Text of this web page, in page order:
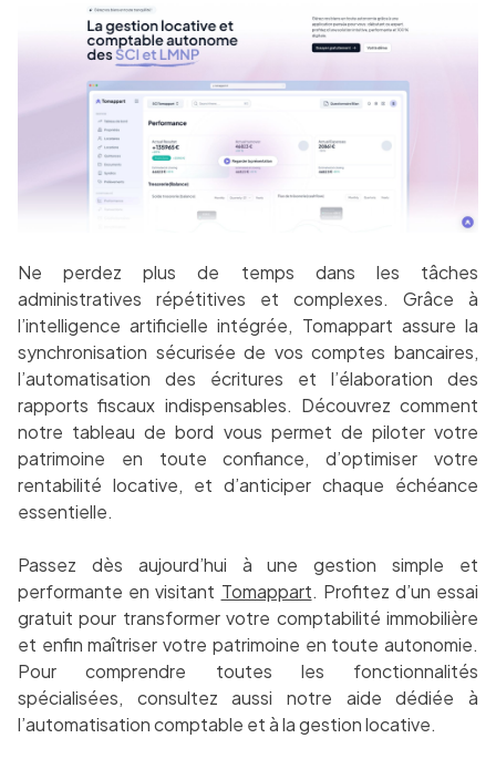
Ne perdez plus de temps dans les tâches
administratives répétitives et complexes. Grâce à
l’intelligence artificielle intégrée, Tomappart assure la
synchronisation sécurisée de vos comptes bancaires,
l’automatisation des écritures et l’élaboration des
rapports fiscaux indispensables. Découvrez comment
notre tableau de bord vous permet de piloter votre
patrimoine en toute confiance, d’optimiser votre
rentabilité locative, et d’anticiper chaque échéance
essentielle.
Passez dès aujourd’hui à une gestion simple et
performante en visitant Tomappart. Profitez d’un essai
gratuit pour transformer votre comptabilité immobilière
et enfin maîtriser votre patrimoine en toute autonomie.
Pour comprendre toutes les fonctionnalités
spécialisées, consultez aussi notre aide dédiée à
l’automatisation comptable et à la gestion locative.